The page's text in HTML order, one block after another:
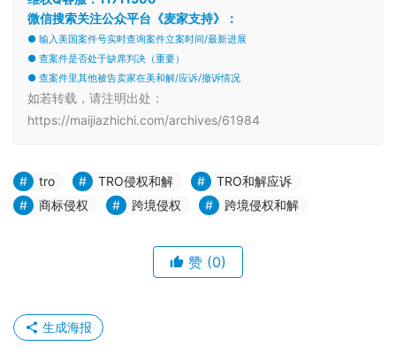
微信搜索关注公众平台《麦家支持》：
● 输入美国案件号实时查询案件立案时间/最新进展
● 查案件是否处于缺席判决（重要）
● 查案件里其他被告卖家在美和解/应诉/撤诉情况
如若转载，请注明出处：
https://maijiazhichi.com/archives/61984
tro TRO侵权和解
TRO和解应诉
商标侵权
跨境侵权 跨境侵权和解
赞 (0)
生成海报